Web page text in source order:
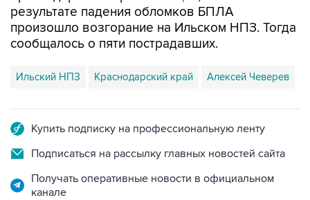
результате падения обломков БПЛА
произошло возгорание на Ильском НПЗ. Тогда
сообщалось о пяти пострадавших.
Ильский НПЗ Краснодарский край Алексей Чеверев
Купить подписку на профессиональную ленту
Подписаться на рассылку главных новостей сайта
Получать оперативные новости в официальном
канале